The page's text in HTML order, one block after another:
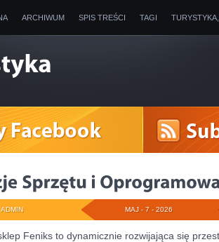
ARCHIWUM SPIS TREŚCI TAGI
MAJ - 7 - 2026
ADMIN
Feniks to dynamicznie rozwijająca się